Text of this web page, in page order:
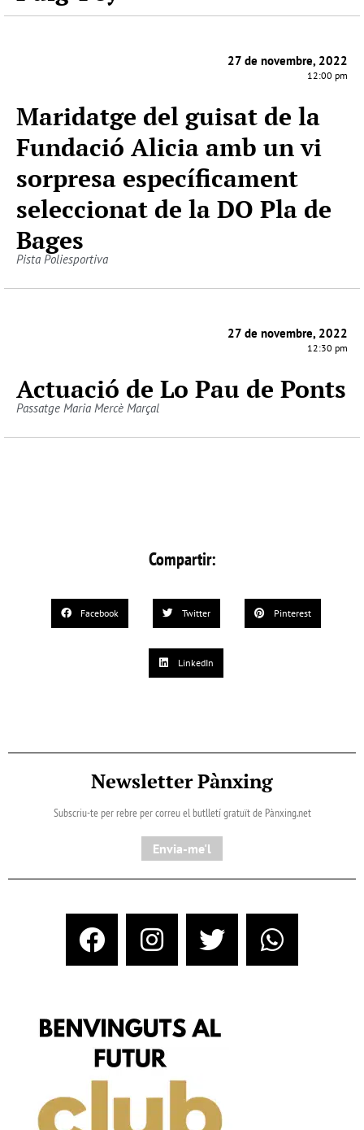
27 de novembre, 2022
12:00 pm
Maridatge del guisat de la
Fundació Alicia amb un vi
sorpresa específicament
seleccionat de la DO Pla de
Bages
Pista Poliesportiva
27 de novembre, 2022
12:30 pm
Actuació de Lo Pau de Ponts
Passatge Maria Mercè Marçal
Compartir:
Facebook Twitter Pinterest
LinkedIn
Newsletter Pànxing
Subscriu-te per rebre per correu el butlletí gratuït de Pànxing.net​
Envia-me'l